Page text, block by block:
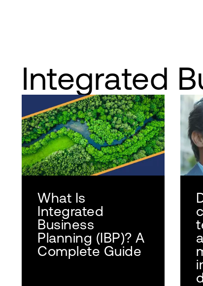
Integrated
What Is
Integrated
Business
Planning (IBP)? A
Complete Guide